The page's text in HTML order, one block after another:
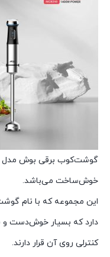
خوش‌ساخت می‌باشد.
این مجموعه که با نام
دارد که بسیار خوش‌دست
کنترلی روی آن قرار دارند.